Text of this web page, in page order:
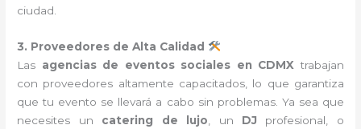
ciudad.
3. Proveedores de Alta Calidad
Las agencias de eventos sociales en CDMX trabajan
con proveedores altamente capacitados, lo que garantiza
que tu evento se llevará a cabo sin problemas. Ya sea que
necesites un catering de lujo , un DJ profesional, o